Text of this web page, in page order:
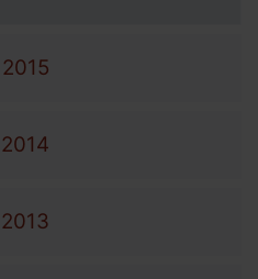
2015
2014
2013